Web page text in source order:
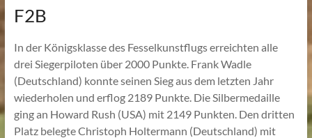
F2B
In der Königsklasse des Fesselkunstflugs erreichten alle
drei Siegerpiloten über 2000 Punkte. Frank Wadle
(Deutschland) konnte seinen Sieg aus dem letzten Jahr
wiederholen und erflog 2189 Punkte. Die Silbermedaille
ging an Howard Rush (USA) mit 2149 Punkten. Den dritten
Platz belegte Christoph Holtermann (Deutschland) mit